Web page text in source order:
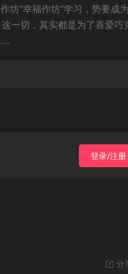
坊“幸福作坊”学习，势要成
一切，其实都是为了喜爱巧
登录/注册
分